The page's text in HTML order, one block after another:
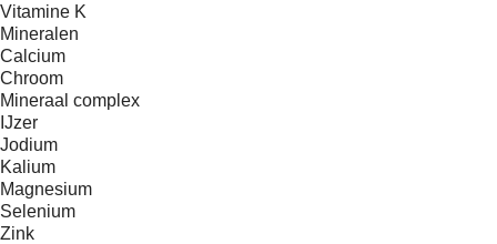
Vitamine K
Mineralen
Calcium
Chroom
Mineraal complex
IJzer
Jodium
Kalium
Magnesium
Selenium
Zink